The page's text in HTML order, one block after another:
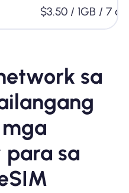
$3.50 / 1GB / 7
sa
sa